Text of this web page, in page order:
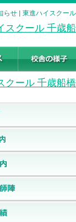
らせ | 東進ハイスクー
クール 千歳船